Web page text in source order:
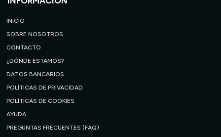
INICIO
SOBRE NOSOTROS
CONTACTO
¿DÓNDE ESTAMOS?
DATOS BANCARIOS
POLÍTICAS DE PRIVACIDAD
POLÍTICAS DE COOKIES
AYUDA
PREGUNTAS FRECUENTES (FAQ)